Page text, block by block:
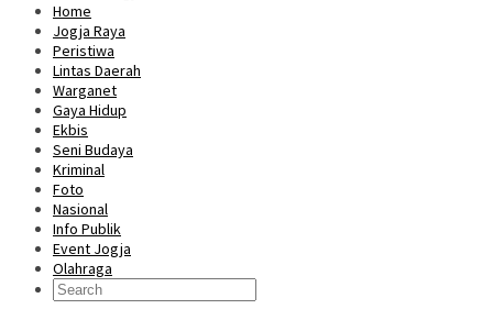
Home
Jogja Raya
Peristiwa
Lintas Daerah
Warganet
Gaya Hidup
Ekbis
Seni Budaya
Kriminal
Foto
Nasional
Info Publik
Event Jogja
Olahraga